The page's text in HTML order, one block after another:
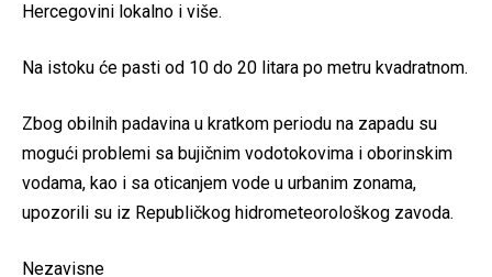
Hercegovini lokalno i više.
Na istoku će pasti od 10 do 20 litara po metru kvadratnom.
Zbog obilnih padavina u kratkom periodu na zapadu su
mogući problemi sa bujičnim vodotokovima i oborinskim
vodama, kao i sa oticanjem vode u urbanim zonama,
upozorili su iz Republičkog hidrometeorološkog zavoda.
Nezavisne